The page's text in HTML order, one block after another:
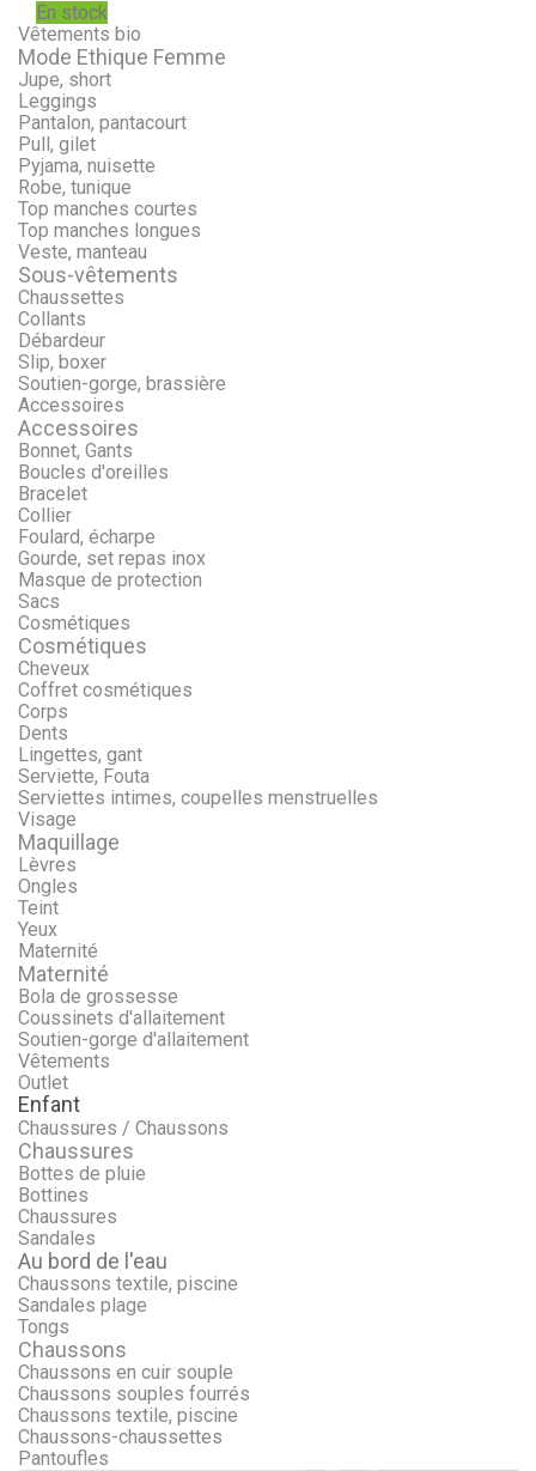
En stock
Vêtements bio
Mode Ethique Femme
Jupe, short
Leggings
Pantalon, pantacourt
Pull, gilet
Pyjama, nuisette
Robe, tunique
Top manches courtes
Top manches longues
Veste, manteau
Sous-vêtements
Chaussettes
Collants
Débardeur
Slip, boxer
Soutien-gorge, brassière
Accessoires
Accessoires
Bonnet, Gants
Boucles d'oreilles
Bracelet
Collier
Foulard, écharpe
Gourde, set repas inox
Masque de protection
Sacs
Cosmétiques
Cosmétiques
Cheveux
Coffret cosmétiques
Corps
Dents
Lingettes, gant
Serviette, Fouta
Serviettes intimes, coupelles menstruelles
Visage
Maquillage
Lèvres
Ongles
Teint
Yeux
Maternité
Maternité
Bola de grossesse
Coussinets d'allaitement
Soutien-gorge d'allaitement
Vêtements
Outlet
Enfant
Chaussures / Chaussons
Chaussures
Bottes de pluie
Bottines
Chaussures
Sandales
Au bord de l'eau
Chaussons textile, piscine
Sandales plage
Tongs
Chaussons
Chaussons en cuir souple
Chaussons souples fourrés
Chaussons textile, piscine
Chaussons-chaussettes
Pantoufles